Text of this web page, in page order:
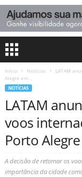
Início Notícias
LATAM
Alegre em...
NOTÍCIAS
LATAM
voos
Porto
A decisão de retomar os
importância da cidade